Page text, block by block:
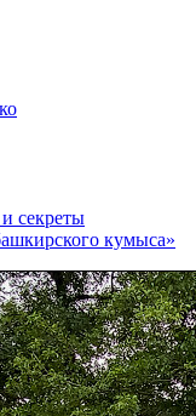
секреты
кумыса»